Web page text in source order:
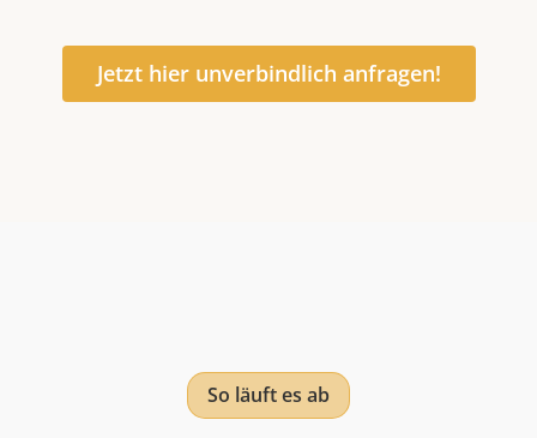
Jetzt hier unverbindlich anfragen!
So läuft es ab